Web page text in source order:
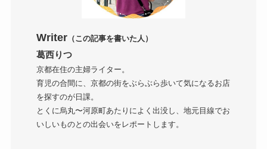
Writer（この記事を書いた人）
葛西りつ
京都在住の主婦ライター。
育児の合間に、京都の街をぶらぶら歩いて気になるお店
を探すのが日課。
とくに烏丸〜河原町あたりによく出没し、地元目線でお
いしいものとの出会いをレポートします。